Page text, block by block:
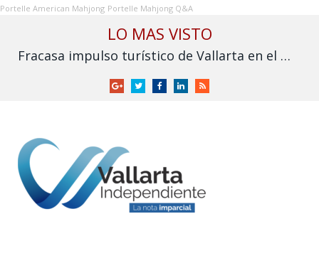
Portelle American Mahjong Portelle Mahjong Q&A
LO MAS VISTO
Fracasa impulso turístico de Vallarta en el Mundial: derrama cae frente a 2025
GoogleTwitterFacebookLinkedInRSS